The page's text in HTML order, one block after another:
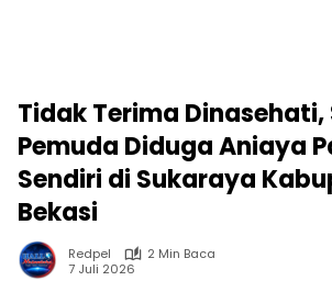
Tidak Terima Dinasehati,
Pemuda Diduga Aniaya
Sendiri di Sukaraya
Bekasi
Redpel
2 Min Baca
7 Juli 2026